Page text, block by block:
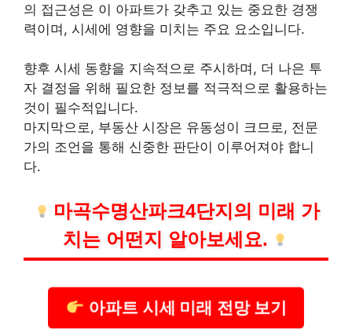
의 접근성은 이 아파트가 갖추고 있는 중요한 경쟁
력이며, 시세에 영향을 미치는 주요 요소입니다.
향후 시세 동향을 지속적으로 주시하며, 더 나은 투
자 결정을 위해 필요한 정보를 적극적으로 활용하는
것이 필수적입니다.
마지막으로, 부동산 시장은 유동성이 크므로, 전문
가의 조언을 통해 신중한 판단이 이루어져야 합니
다.
마곡수명산파크4단지의 미래 가
치는 어떤지 알아보세요.
아파트 시세 미래 전망 보기